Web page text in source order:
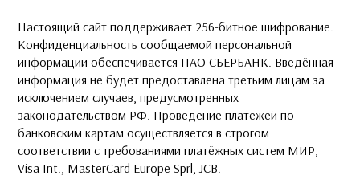
Настоящий сайт поддерживает 256-битное шифрование.
Конфиденциальность сообщаемой персональной
информации обеспечивается ПАО СБЕРБАНК. Введённая
информация не будет предоставлена третьим лицам за
исключением случаев, предусмотренных
законодательством РФ. Проведение платежей по
банковским картам осуществляется в строгом
соответствии с требованиями платёжных систем МИР,
Visa Int., MasterCard Europe Sprl, JCB.